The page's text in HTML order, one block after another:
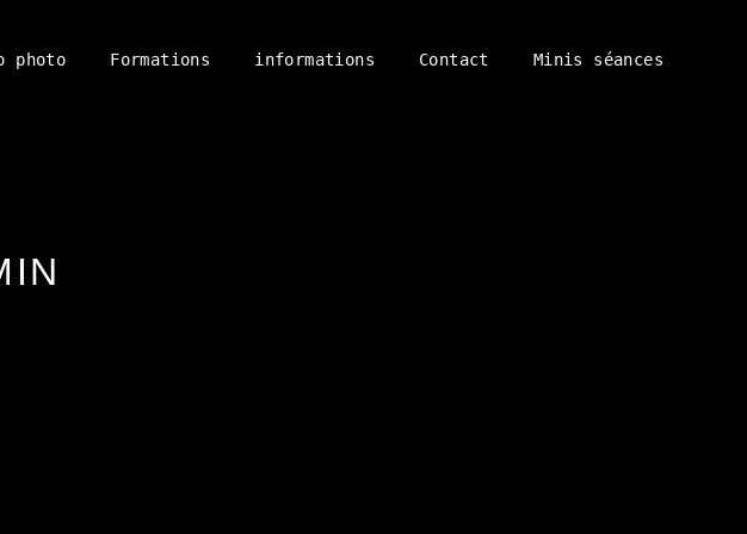
photo Formations informations Contact Minis séances